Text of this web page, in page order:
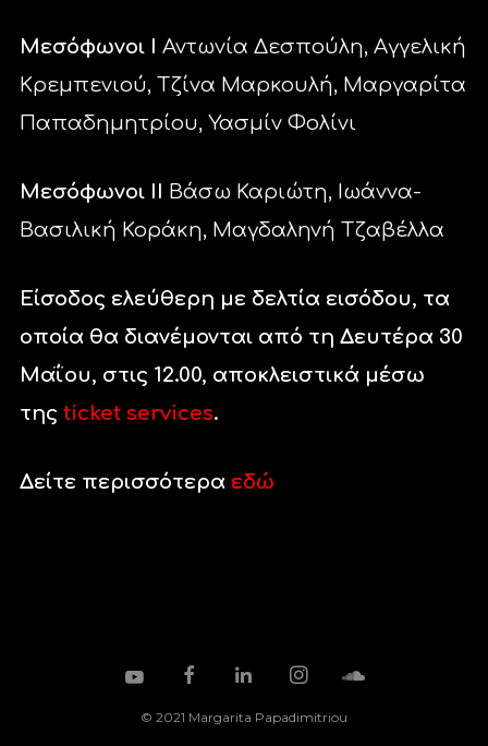
Μεσόφωνοι Ι Αντωνία Δεσπούλη, Αγγελική
Κρεμπενιού, Τζίνα Μαρκουλή, Μαργαρίτα
Παπαδημητρίου, Υασμίν Φολίνι
Μεσόφωνοι ΙΙ Βάσω Καριώτη, Ιωάννα-
Βασιλική Κοράκη, Μαγδαληνή Τζαβέλλα
Είσοδος ελεύθερη με δελτία εισόδου, τα
οποία θα διανέμονται από τη Δευτέρα 30
Μαΐου, στις 12.00, αποκλειστικά μέσω
της ticket services.
Δείτε περισσότερα εδώ
© 2021 Margarita Papadimitriou